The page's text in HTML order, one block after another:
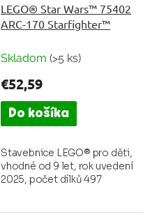
LEGO® Star Wars™ 75402
ARC-170 Starfighter™
Skladom (>5 ks)
€52,59
Do košíka
Stavebnice LEGO® pro děti,
vhodné od 9 let, rok uvedení
2025, počet dílků 497